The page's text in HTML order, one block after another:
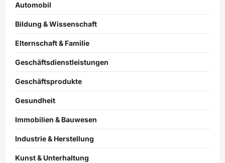
Automobil
Bildung & Wissenschaft
Elternschaft & Familie
Geschäftsdienstleistungen
Geschäftsprodukte
Gesundheit
Immobilien & Bauwesen
Industrie & Herstellung
Kunst & Unterhaltung